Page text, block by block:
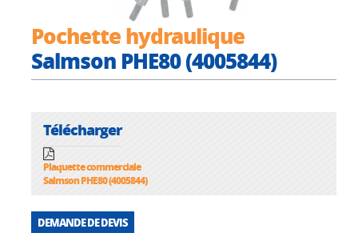
Pochette hydraulique
Salmson PHE80 (4005844)
Télécharger
Plaquette commerciale
Salmson PHE80 (4005844)
DEMANDE DE DEVIS